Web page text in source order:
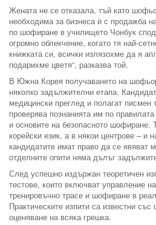
Жената не се отказала, тъй като
необходима за бизнеса ѝ с продажба
по шофиране в училището Чонбук
огромно облекчение, когато тя най-
книжката си, всички излязохме да я
подарихме цветя“, разказва той.
В Южна Корея получаването на
няколко задължителни етапа.
медицински преглед и полагат писмен
проверява познанията им по
и основите на безопасното
корейски език, а в някои центрове – и
кандидатите имат право да се явяват
отделните опити няма дълъг
След успешно издържан теоретичен
тестове, които включват управление
тренировъчно трасе и шофиране в
Практическите изпити са известни със
оценяване на всяка грешка.